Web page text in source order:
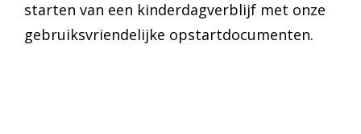
starten van een kinderdagverblijf met onze
gebruiksvriendelijke opstartdocumenten.